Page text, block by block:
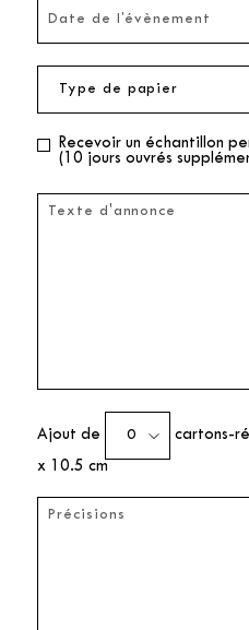
Recevoir un échantillon
(10 jours ouvrés
Ajout de cartons-
x 10.5 cm